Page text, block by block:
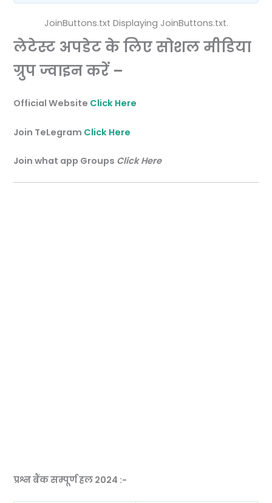
JoinButtons.txt Displaying JoinButtons.txt.
लेटेस्ट अपडेट के लिए सोशल मीडिया
ग्रुप ज्वाइन करें –
Official Website Click Here
Join TeLegram Click Here
Join what app Groups Click Here
प्रश्न बैंक सम्पूर्ण हल 2024 :-